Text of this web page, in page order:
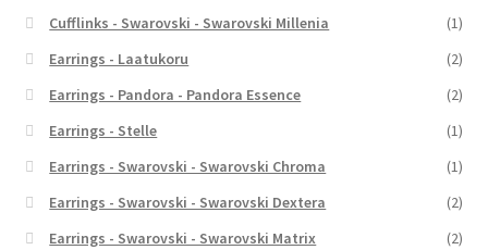
Cufflinks - Swarovski - Swarovski Millenia
(1)
Earrings - Laatukoru
(2)
Earrings - Pandora - Pandora Essence
(2)
Earrings - Stelle
(1)
Earrings - Swarovski - Swarovski Chroma
(1)
Earrings - Swarovski - Swarovski Dextera
(2)
Earrings - Swarovski - Swarovski Matrix
(2)